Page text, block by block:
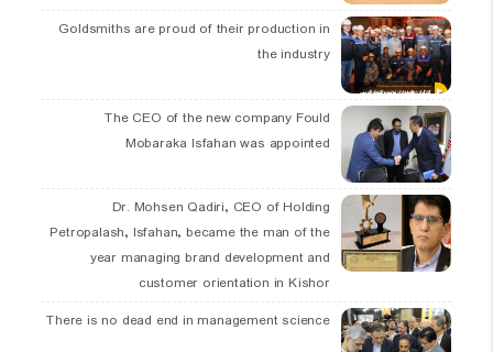
Goldsmiths are proud of their production in
the industry
The CEO of the new company Fould
Mobaraka Isfahan was appointed
Dr. Mohsen Qadiri, CEO of Holding
Petropalash, Isfahan, became the man of the
year managing brand development and
customer orientation in Kishor
There is no dead end in management science